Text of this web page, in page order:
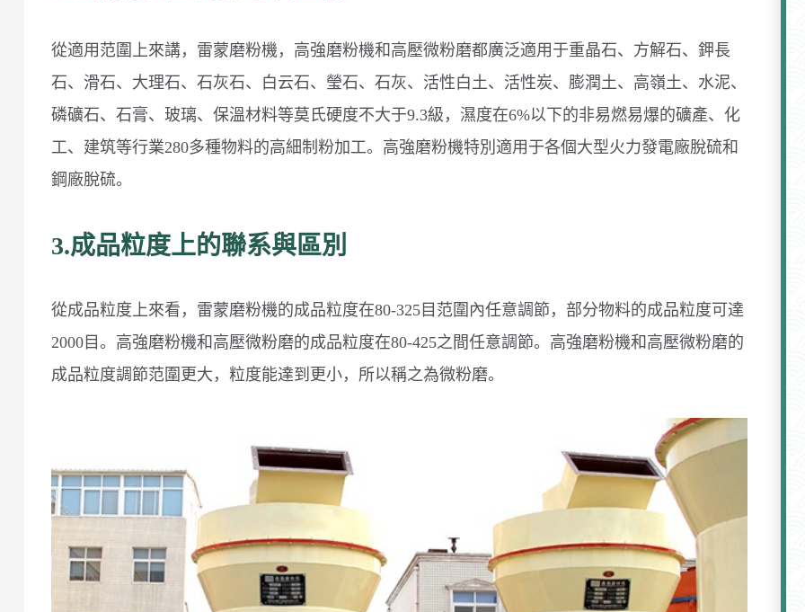
從適用范圍上來講，雷蒙磨粉機，高強磨粉機和高壓微粉磨都廣泛適用于重晶石、方解石、鉀長
石、滑石、大理石、石灰石、白云石、瑩石、石灰、活性白土、活性炭、膨潤土、高嶺土、水泥、
磷礦石、石膏、玻璃、保溫材料等莫氏硬度不大于9.3級，濕度在6%以下的非易燃易爆的礦產、化
工、建筑等行業280多種物料的高細制粉加工。高強磨粉機特別適用于各個大型火力發電廠脫硫和
鋼廠脫硫。
3.成品粒度上的聯系與區別
從成品粒度上來看，雷蒙磨粉機的成品粒度在80-325目范圍內任意調節，部分物料的成品粒度可達
2000目。高強磨粉機和高壓微粉磨的成品粒度在80-425之間任意調節。高強磨粉機和高壓微粉磨的
成品粒度調節范圍更大，粒度能達到更小，所以稱之為微粉磨。